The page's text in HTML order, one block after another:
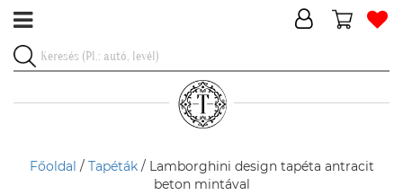
Főoldal / Tapéták/ Lamborghini design tapéta antracit
beton mintával